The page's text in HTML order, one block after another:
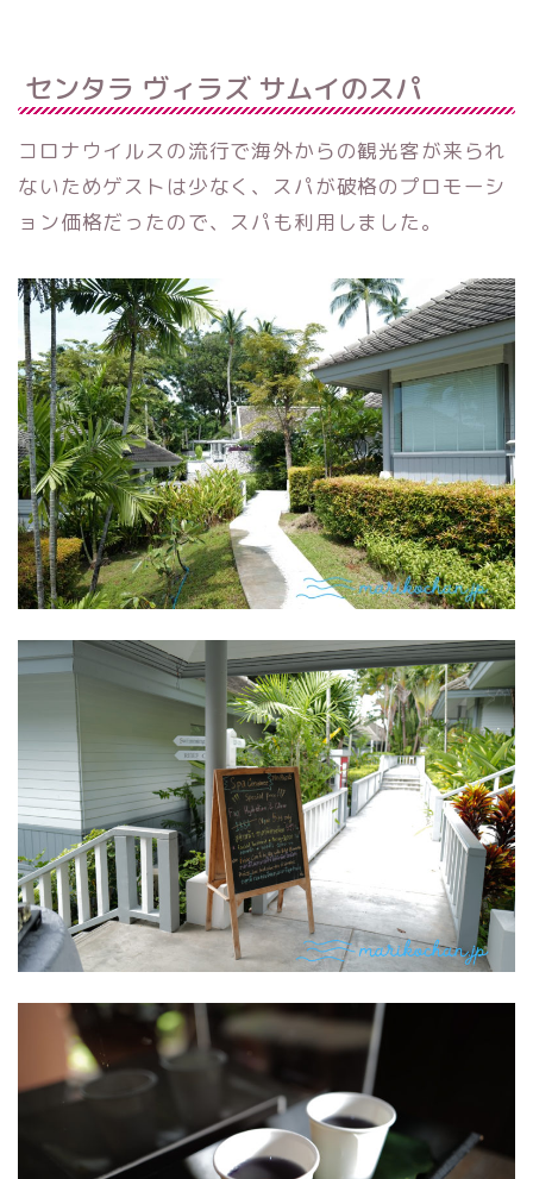
センタラ ヴィラズ サムイのスパ
コロナウイルスの流行で海外からの観光客が来られ
ないためゲストは少なく、スパが破格のプロモーシ
ョン価格だったので、スパも利用しました。